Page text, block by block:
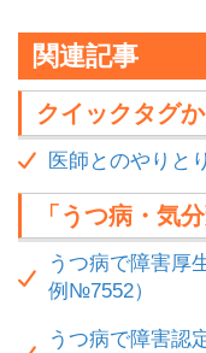
関連記事
クイックタグ
医師とのやりと
「うつ病・気
うつ病で障害厚
例№7552）
うつ病で障害認